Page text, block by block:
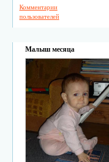
Комментарии
пользователей
Малыш месяца